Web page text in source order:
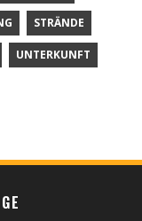
STRÄNDE
UNTERKUNFT